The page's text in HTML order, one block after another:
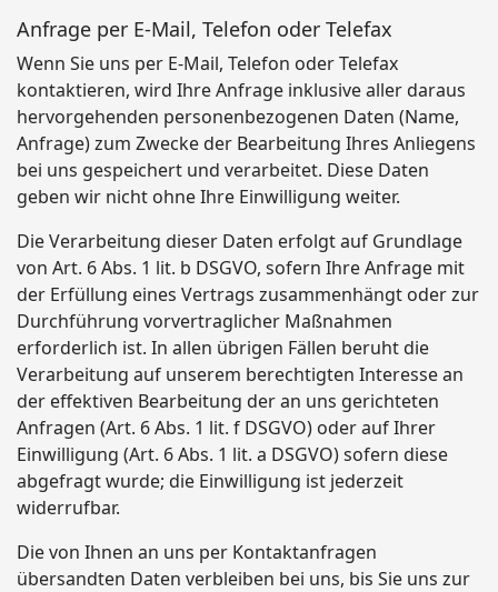
Anfrage per E-Mail, Telefon oder Telefax
Wenn Sie uns per E-Mail, Telefon oder Telefax
kontaktieren, wird Ihre Anfrage inklusive aller daraus
hervorgehenden personenbezogenen Daten (Name,
Anfrage) zum Zwecke der Bearbeitung Ihres Anliegens
bei uns gespeichert und verarbeitet. Diese Daten
geben wir nicht ohne Ihre Einwilligung weiter.
Die Verarbeitung dieser Daten erfolgt auf Grundlage
von Art. 6 Abs. 1 lit. b DSGVO, sofern Ihre Anfrage mit
der Erfüllung eines Vertrags zusammenhängt oder zur
Durchführung vorvertraglicher Maßnahmen
erforderlich ist. In allen übrigen Fällen beruht die
Verarbeitung auf unserem berechtigten Interesse an
der effektiven Bearbeitung der an uns gerichteten
Anfragen (Art. 6 Abs. 1 lit. f DSGVO) oder auf Ihrer
Einwilligung (Art. 6 Abs. 1 lit. a DSGVO) sofern diese
abgefragt wurde; die Einwilligung ist jederzeit
widerrufbar.
Die von Ihnen an uns per Kontaktanfragen
übersandten Daten verbleiben bei uns, bis Sie uns zur